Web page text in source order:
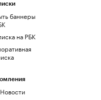
баннеры
на РБК